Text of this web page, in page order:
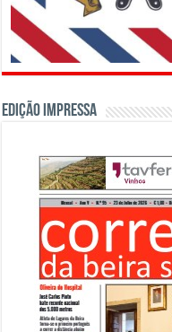
Edição Impressa